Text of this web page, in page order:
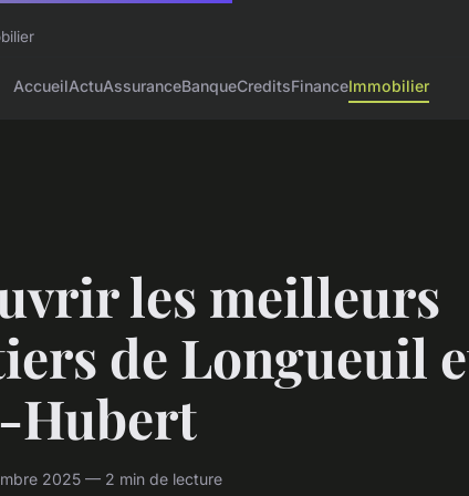
AccueilActuAssuranceBanqueCreditsFinanceImmobilier
les meilleurs
de Longueuil
Hubert
2025 — 2 min de lecture